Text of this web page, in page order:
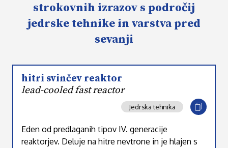
strokovnih izrazov s področij
jedrske tehnike in varstva pred
sevanji
hitri svinčev reaktor
lead-cooled fast reactor
Jedrska tehnika
Eden od predlaganih tipov IV. generacije
reaktorjev. Deluje na hitre nevtrone in je hlajen s